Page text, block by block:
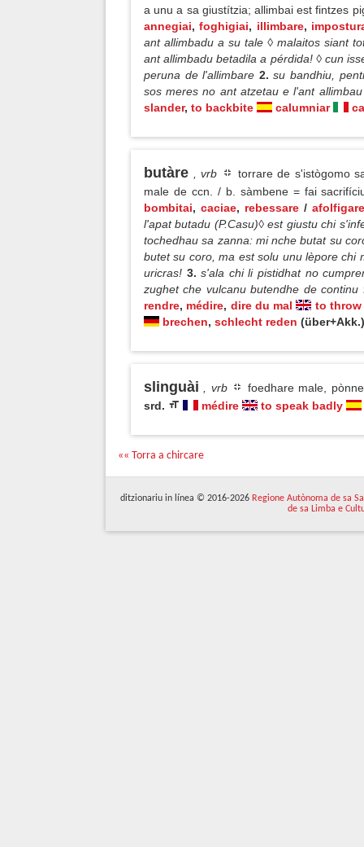
a unu a sa giustítzia; allimbai est fintzes
annegiai,foghigiai, illimbare,
ant allimbadu a su tale ◊ malaitos siant
ant allimbadu betadila a pérdida! ◊ cun
peruna de l'allimbare 2.su bandhiu,
sos meres no ant atzetau e l'ant
slander, to backbite calumniar
butàre , vrb
torrare de s'istògomo
male de ccn. / b. sàmbene = fai
bombitai, caciae, rebessare / afolfigare
l'apat butadu (P.Casu)◊ est giustu chi
tochedhau sa zanna: mi nche butat su
butet su coro, ma est solu unu lèpore chi
uricras! 3.s'ala chi li pistidhat no
zughet che vulcanu butendhe de continu
rendre, médire, dire du mal
to throw
brechen, schlecht reden
slinguài , vrb
foedhare male,
srd.
médire to speak badly
«« Torra a chircare
ditzionariu in línea © 2016-2026 Regione Autònoma de sa
de sa Limba e